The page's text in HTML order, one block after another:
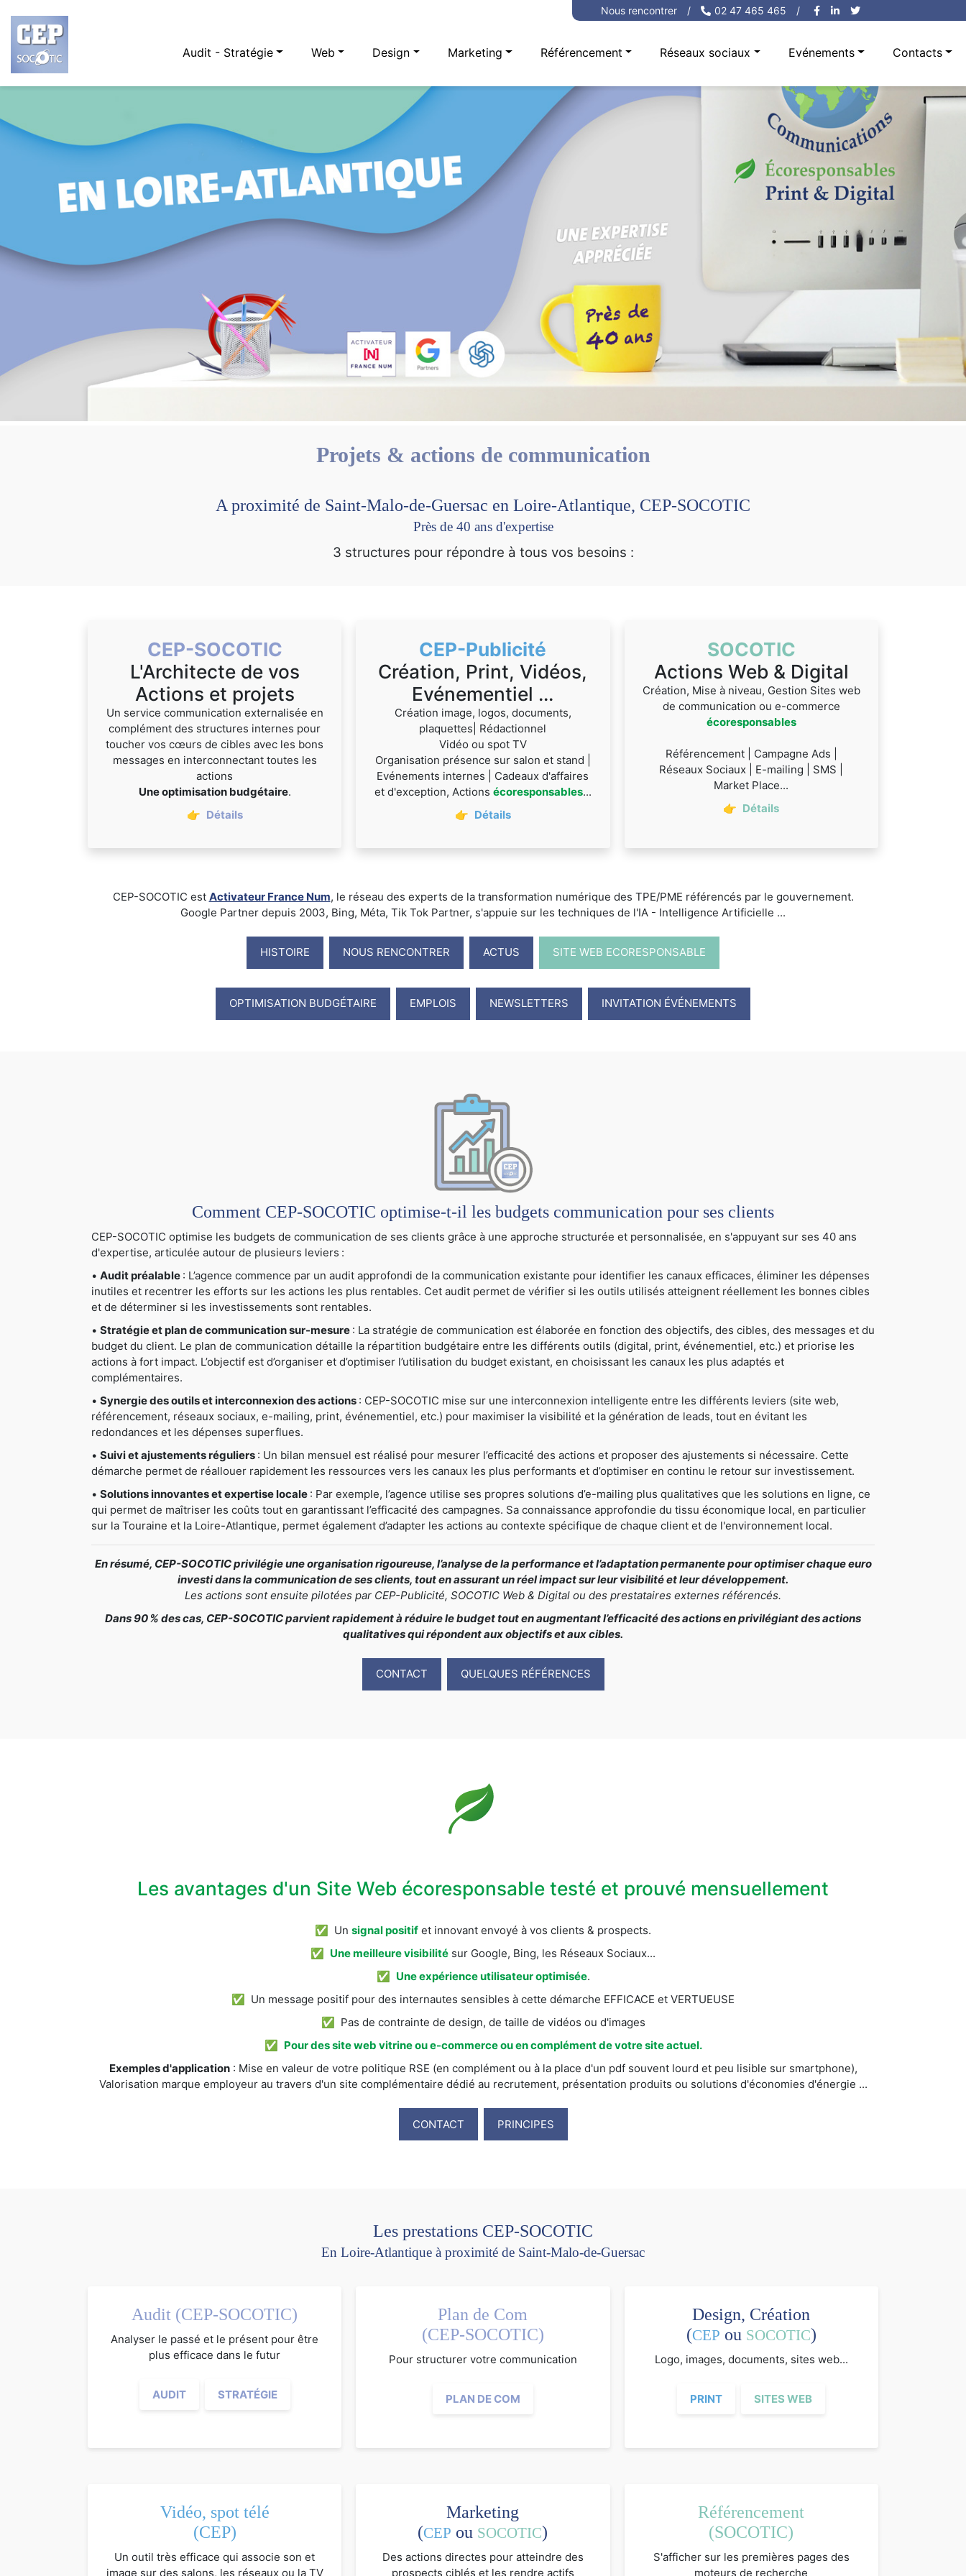
Nous rencontrer / 02 47 465 465 /
Audit - Stratégie Web Design Marketing Référencement Réseaux sociaux Evénements Contacts
Projets & actions de communication
A proximité de Saint-Malo-de-Guersac en Loire-Atlantique, CEP-SOCOTIC
Près de 40 ans d'expertise
3 structures pour répondre à tous vos besoins :
CEP-SOCOTIC
L'Architecte de vos
Actions et projets
Un service communication externalisée en
complément des structures internes pour
toucher vos cœurs de cibles avec les bons
messages en interconnectant toutes les
actions
Une optimisation budgétaire.
👉 Détails
CEP-Publicité
Création, Print, Vidéos,
Evénementiel ...
Création image, logos, documents,
plaquettes| Rédactionnel
Vidéo ou spot TV
Organisation présence sur salon et stand |
Evénements internes | Cadeaux d'affaires
et d'exception, Actions écoresponsables...
👉 Détails
SOCOTIC
Actions Web & Digital
Création, Mise à niveau, Gestion Sites web
de communication ou e-commerce
écoresponsables
Référencement | Campagne Ads |
Réseaux Sociaux | E-mailing | SMS |
Market Place...
👉 Détails
CEP-SOCOTIC est Activateur France Num, le réseau des experts de la transformation numérique des TPE/PME référencés par le gouvernement.
Google Partner depuis 2003, Bing, Méta, Tik Tok Partner, s'appuie sur les techniques de l'IA - Intelligence Artificielle ...
HISTOIRE NOUS RENCONTRER ACTUS SITE WEB ECORESPONSABLE
OPTIMISATION BUDGÉTAIRE EMPLOIS NEWSLETTERS INVITATION ÉVÉNEMENTS
Comment CEP-SOCOTIC optimise-t-il les budgets communication pour ses clients
CEP-SOCOTIC optimise les budgets de communication de ses clients grâce à une approche structurée et personnalisée, en s'appuyant sur ses 40 ans
d'expertise, articulée autour de plusieurs leviers :
• Audit préalable : L’agence commence par un audit approfondi de la communication existante pour identifier les canaux efficaces, éliminer les dépenses
inutiles et recentrer les efforts sur les actions les plus rentables. Cet audit permet de vérifier si les outils utilisés atteignent réellement les bonnes cibles
et de déterminer si les investissements sont rentables.
• Stratégie et plan de communication sur-mesure : La stratégie de communication est élaborée en fonction des objectifs, des cibles, des messages et du
budget du client. Le plan de communication détaille la répartition budgétaire entre les différents outils (digital, print, événementiel, etc.) et priorise les
actions à fort impact. L’objectif est d’organiser et d’optimiser l’utilisation du budget existant, en choisissant les canaux les plus adaptés et
complémentaires.
• Synergie des outils et interconnexion des actions : CEP-SOCOTIC mise sur une interconnexion intelligente entre les différents leviers (site web,
référencement, réseaux sociaux, e-mailing, print, événementiel, etc.) pour maximiser la visibilité et la génération de leads, tout en évitant les
redondances et les dépenses superflues.
• Suivi et ajustements réguliers : Un bilan mensuel est réalisé pour mesurer l’efficacité des actions et proposer des ajustements si nécessaire. Cette
démarche permet de réallouer rapidement les ressources vers les canaux les plus performants et d’optimiser en continu le retour sur investissement.
• Solutions innovantes et expertise locale : Par exemple, l’agence utilise ses propres solutions d’e-mailing plus qualitatives que les solutions en ligne, ce
qui permet de maîtriser les coûts tout en garantissant l’efficacité des campagnes. Sa connaissance approfondie du tissu économique local, en particulier
sur la Touraine et la Loire-Atlantique, permet également d’adapter les actions au contexte spécifique de chaque client et de l'environnement local.
En résumé, CEP-SOCOTIC privilégie une organisation rigoureuse, l’analyse de la performance et l’adaptation permanente pour optimiser chaque euro
investi dans la communication de ses clients, tout en assurant un réel impact sur leur visibilité et leur développement.
Les actions sont ensuite pilotées par CEP-Publicité, SOCOTIC Web & Digital ou des prestataires externes référencés.
Dans 90 % des cas, CEP-SOCOTIC parvient rapidement à réduire le budget tout en augmentant l’efficacité des actions en privilégiant des actions
qualitatives qui répondent aux objectifs et aux cibles.
CONTACT QUELQUES RÉFÉRENCES
Les avantages d'un Site Web écoresponsable testé et prouvé mensuellement
✅ Un signal positif et innovant envoyé à vos clients & prospects.
✅ Une meilleure visibilité sur Google, Bing, les Réseaux Sociaux...
✅ Une expérience utilisateur optimisée.
✅ Un message positif pour des internautes sensibles à cette démarche EFFICACE et VERTUEUSE
✅ Pas de contrainte de design, de taille de vidéos ou d'images
✅ Pour des site web vitrine ou e-commerce ou en complément de votre site actuel.
Exemples d'application: Mise en valeur de votre politique RSE (en complément ou à la place d'un pdf souvent lourd et peu lisible sur smartphone),
Valorisation marque employeur au travers d'un site complémentaire dédié au recrutement, présentation produits ou solutions d'économies d'énergie ...
CONTACT PRINCIPES
Les prestations CEP-SOCOTIC
En Loire-Atlantique à proximité de Saint-Malo-de-Guersac
Audit (CEP-SOCOTIC)
Analyser le passé et le présent pour être
plus efficace dans le futur
AUDIT STRATÉGIE
Plan de Com
(CEP-SOCOTIC)
Pour structurer votre communication
PLAN DE COM
Design, Création
(CEP ou SOCOTIC)
Logo, images, documents, sites web...
PRINT SITES WEB
Vidéo, spot télé
(CEP)
Un outil très efficace qui associe son et
image sur des salons, les réseaux ou la TV
Marketing
(CEP ou SOCOTIC)
Des actions directes pour atteindre des
prospects ciblés et les rendre actifs
Référencement
(SOCOTIC)
S'afficher sur les premières pages des
moteurs de recherche